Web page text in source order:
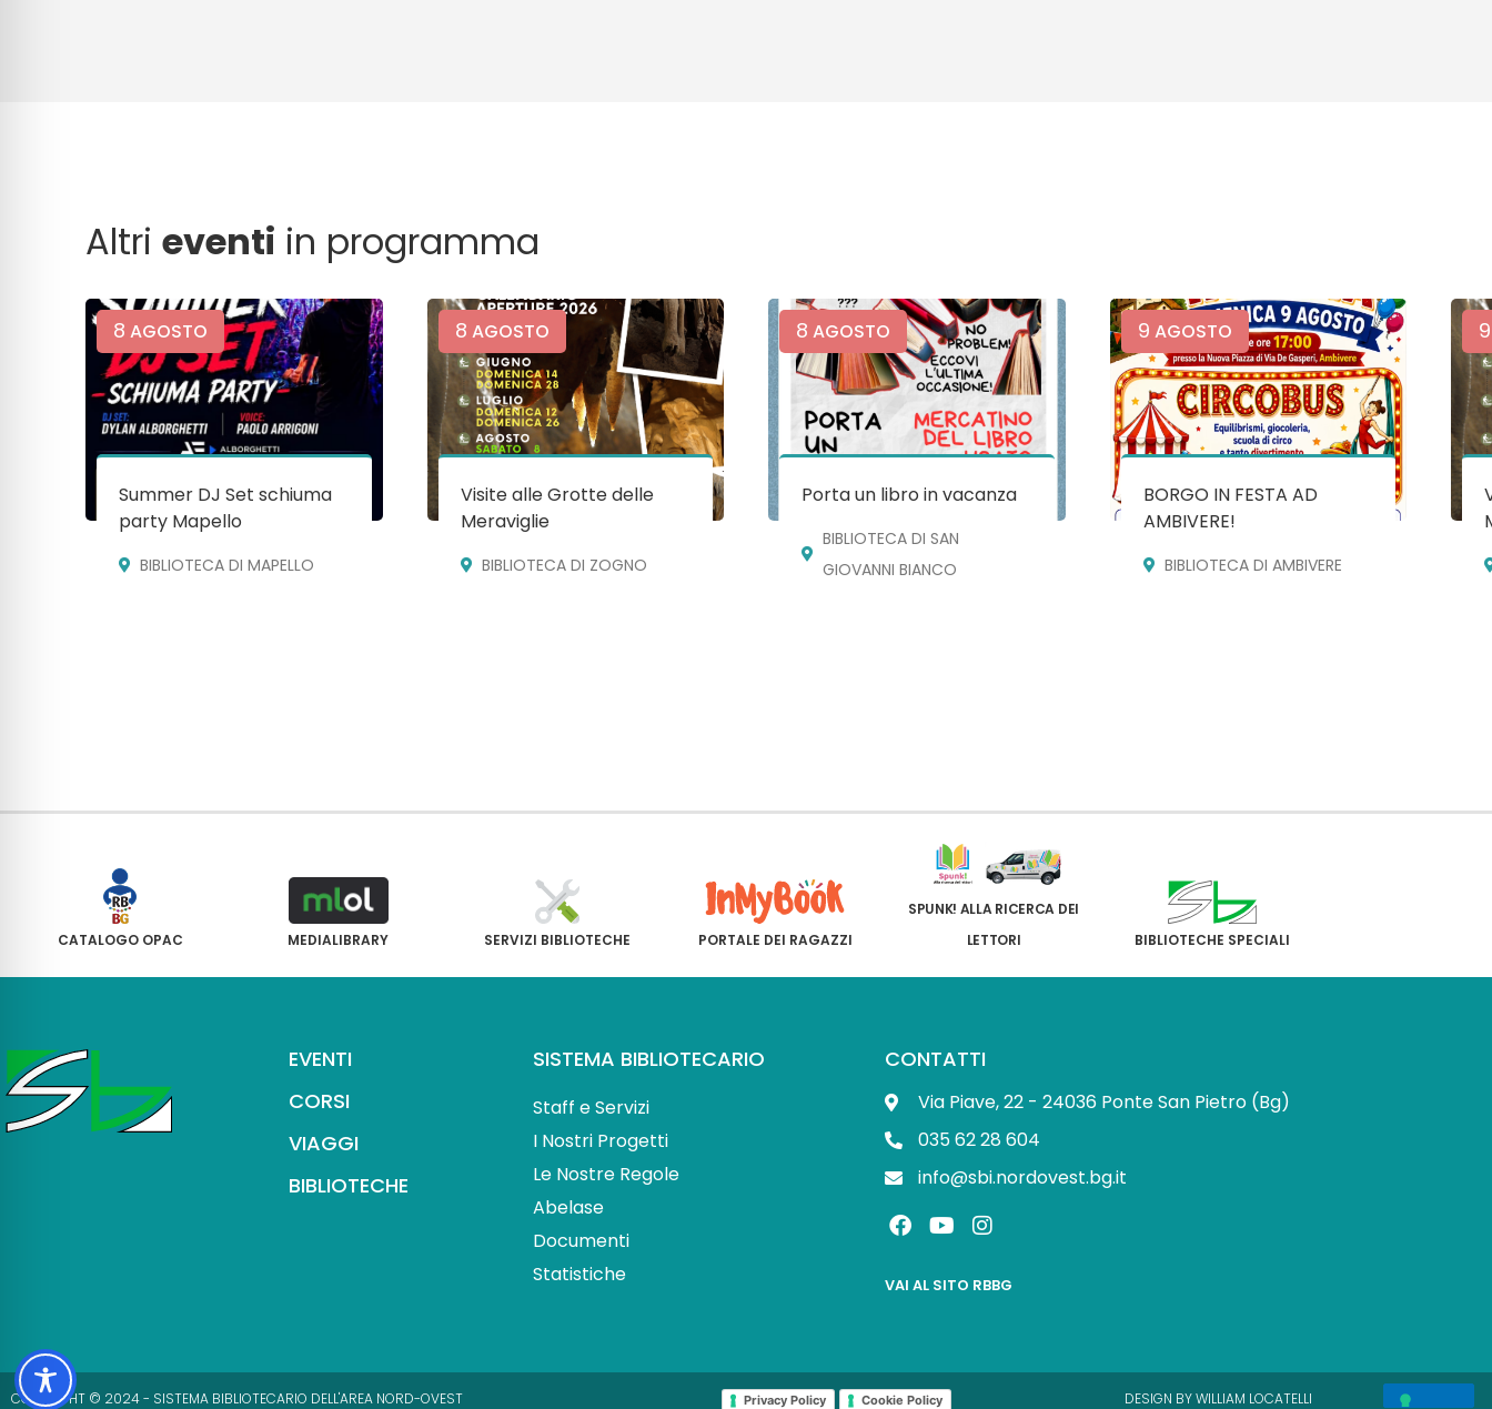
Altrieventi in programma
8 AGOSTO
Summer DJ Set schiuma
party Mapello
BIBLIOTECA DI MAPELLO
8 AGOSTO
Visite alle Grotte delle
Meraviglie
BIBLIOTECA DI ZOGNO
8 AGOSTO
Porta un libro in vacanza
BIBLIOTECA DI SAN
GIOVANNI BIANCO
9 AGOSTO
BORGO IN FESTA AD
AMBIVERE!
BIBLIOTECA DI AMBIVERE
9
CATALOGO OPAC MEDIALIBRARY SERVIZI BIBLIOTECHE PORTALE DEI RAGAZZI
SPUNK! ALLA RICERCA DEI
LETTORI
BIBLIOTECHE SPECIALI
EVENTI
CORSI
VIAGGI
BIBLIOTECHE
SISTEMA BIBLIOTECARIO
Staff e Servizi
I Nostri Progetti
Le Nostre Regole
Abelase
Documenti
Statistiche
CONTATTI
Via Piave, 22 - 24036 Ponte San Pietro (Bg)
035 62 28 604
info@sbi.nordovest.bg.it
F
a
e
k
Y
o
t
I
n
t
a
VAI AL SITO RBBG
COPYRIGHT © 2024 - SISTEMA BIBLIOTECARIO DELL'AREA NORD-OVEST Privacy Policy Cookie Policy DESIGN BY WILLIAM LOCATELLI